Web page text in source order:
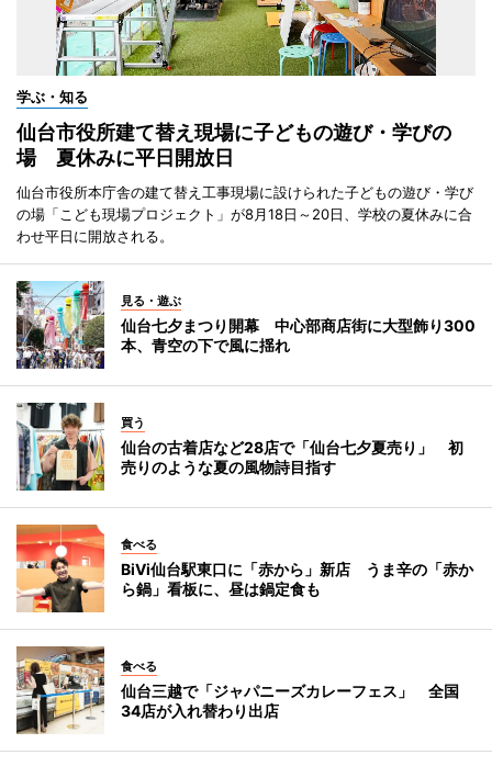
学ぶ・知る
仙台市役所建て替え現場に子どもの遊び・学びの
場 夏休みに平日開放日
仙台市役所本庁舎の建て替え工事現場に設けられた子どもの遊び・学び
の場「こども現場プロジェクト」が8月18日～20日、学校の夏休みに合
わせ平日に開放される。
見る・遊ぶ
仙台七夕まつり開幕 中心部商店街に大型飾り300
本、青空の下で風に揺れ
買う
仙台の古着店など28店で「仙台七夕夏売り」 初
売りのような夏の風物詩目指す
食べる
BiVi仙台駅東口に「赤から」新店 うま辛の「赤か
ら鍋」看板に、昼は鍋定食も
食べる
仙台三越で「ジャパニーズカレーフェス」 全国
34店が入れ替わり出店